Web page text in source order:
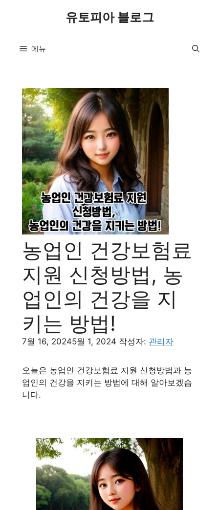
유토피아 블로그
메뉴
농업인 건강보험료
지원 신청방법, 농
업인의 건강을 지
키는 방법!
7월 16, 20245월 1, 2024 작성자: 관리자
오늘은 농업인 건강보험료 지원 신청방법과 농
업인의 건강을 지키는 방법에 대해 알아보겠습
니다.